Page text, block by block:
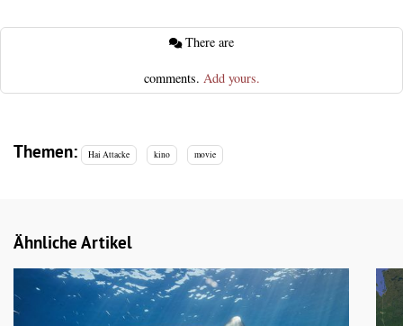
comments. Add yours.
Themen: Hai Attacke kino movie
Ähnliche Artikel